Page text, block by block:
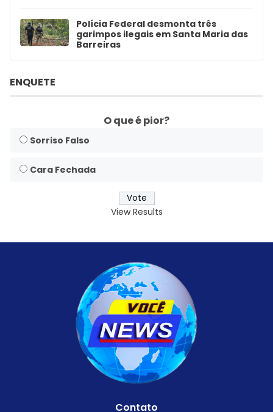
Polícia Federal desmonta três
garimpos ilegais em Santa Maria das
Barreiras
ENQUETE
O que é pior?
Sorriso Falso
Cara Fechada
View Results
Contato